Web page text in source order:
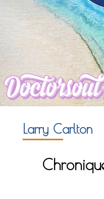
Larry Carlton